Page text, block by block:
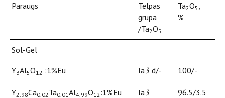
Paraugs
Telpas
grupa
/Ta2O5
Ta2O5
%
Sol-Gel
Y3Al5O12 :1%Eu Ia3 d/- 100/-
Y2.98Ca0.02 Ta0.01Al4.99O12 :1%Eu Ia3
96.5/3.5